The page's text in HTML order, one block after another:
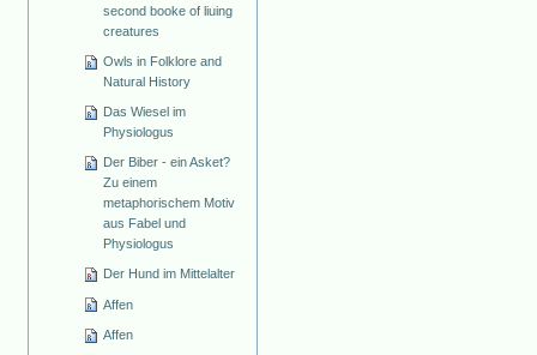
second booke of liuing
creatures
Owls in Folklore and
Natural History
Das Wiesel im
Physiologus
Der Biber - ein Asket?
Zu einem
metaphorischem Motiv
aus Fabel und
Physiologus
Der Hund im Mittelalter
Affen
Affen